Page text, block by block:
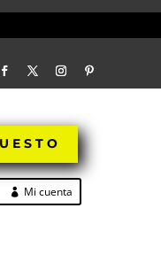
Mi cuenta